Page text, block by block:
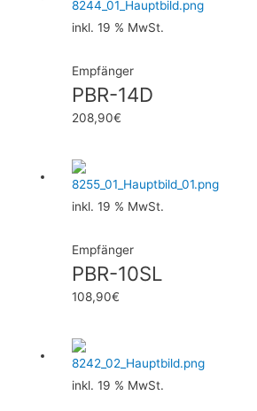
inkl. 19 % MwSt.
Empfänger
PBR-14D
208,90€
inkl. 19 % MwSt.
Empfänger
PBR-10SL
108,90€
inkl. 19 % MwSt.